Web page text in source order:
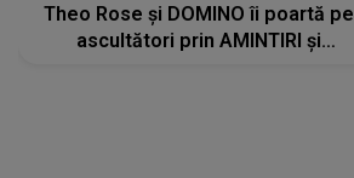
Theo Rose și DOMINO îi poartă pe
ascultători prin AMINTIRI și